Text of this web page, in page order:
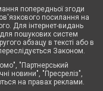
попередньої згоди
посилання на
Для інтернет-видань
пошукових систем
абзацу в тексті або в
Законом.
"Партнерський
новини", "Пресреліз",
на правах реклами.